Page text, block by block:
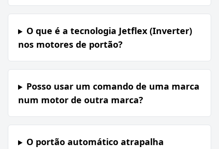
O que é a tecnologia Jetflex (Inverter)
nos motores de portão?
Posso usar um comando de uma marca
num motor de outra marca?
O portão automático atrapalha